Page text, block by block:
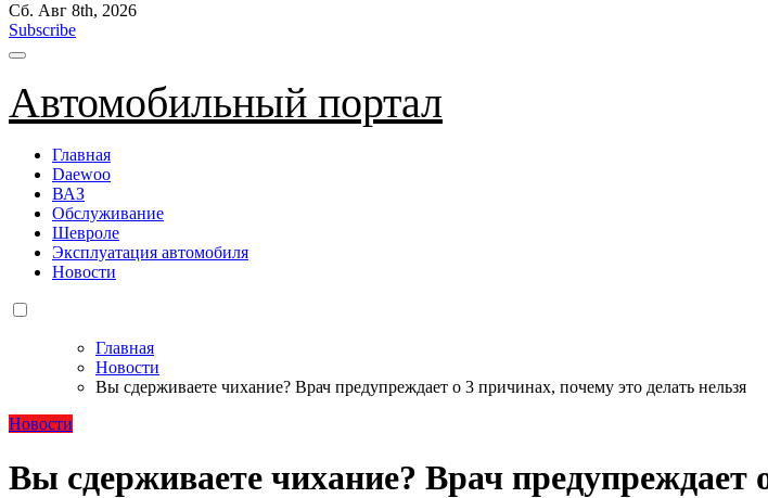
Сб. Авг 8th, 2026
Subscribe
Автомобильный портал
Главная
Daewoo
ВАЗ
Обслуживание
Шевроле
Эксплуатация автомобиля
Новости
Главная
Новости
Вы сдерживаете чихание? Врач предупреждает о 3 причинах, почему это делать нельзя
Новости
Вы сдерживаете чихание? Врач предупреждает